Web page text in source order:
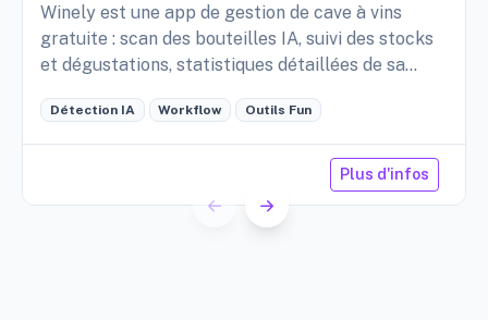
Winely est une app de gestion de cave à vins
gratuite : scan des bouteilles IA, suivi des stocks
et dégustations, statistiques détaillées de sa
Détection IA Workflow Outils Fun
Plus d'infos